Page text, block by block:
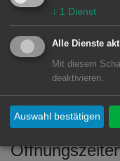
Ausstellung
„Bilder, die
von Kindern
Bilder von
↓ 1 Dienst
Alle Dienste
Mit diesem
deaktivieren.
Auswahl bestätigen